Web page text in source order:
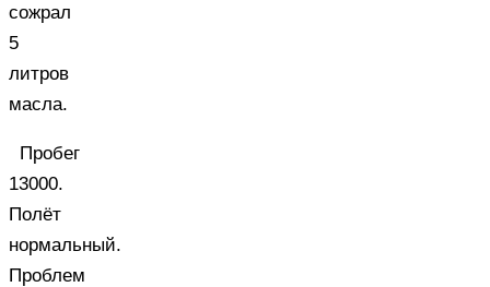
сожрал
5
литров
масла.
Пробег
13000.
Полёт
нормальный.
Проблем